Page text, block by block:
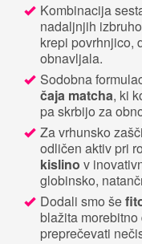
Kombinacija
nadaljnjih
krepi povrhnjico,
obnavljala.
Sodobna
čaja matcha, ki
pa skrbijo za
Za vrhunsko
odličen aktiv pri
kislino v
globinsko,
Dodali smo še
blažita
preprečevati